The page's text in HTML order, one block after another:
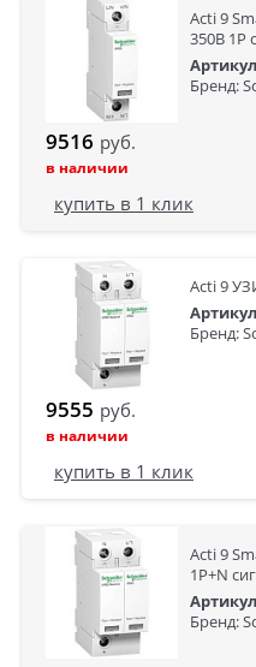
Acti 9
350В 1P
Бренд:
9516 руб.
в наличии
купить в 1 клик
Acti 9
Бренд:
9555 руб.
в наличии
купить в 1 клик
Acti 9
1P+N
Бренд: